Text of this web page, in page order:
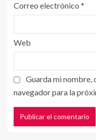
Correo electrónico *
Web
Guarda mi nombre,
navegador para la